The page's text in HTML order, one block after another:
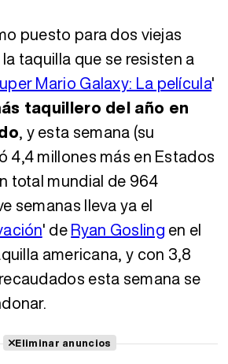
puesto para dos viejas
taquilla que se resisten a
Mario Galaxy: La película'
taquillero del año en
, y esta semana (su
4,4 millones más en Estados
total mundial de 964
semanas lleva ya el
' deRyan Gosling en el
americana, y con 3,8
esta semana se
Eliminar anuncios